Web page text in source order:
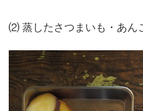
⑵ 蒸したさつまいも・あん